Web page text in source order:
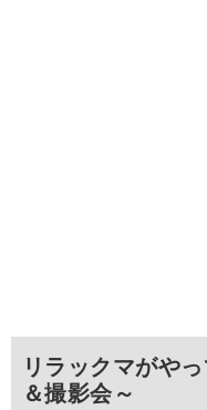
リラックマがや
＆撮影会～